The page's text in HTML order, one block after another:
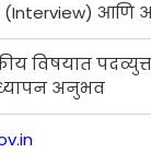
आणि
विषयात
अनुभव